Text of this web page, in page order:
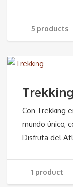
5 products
Trekking
Con Trekking
mundo único,
Disfruta del
1 product